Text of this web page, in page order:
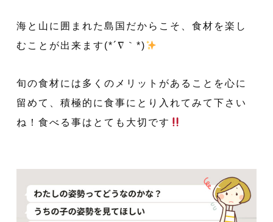
海と山に囲まれた島国だからこそ、食材を楽し
むことが出来ます(*´∇｀*)
旬の食材には多くのメリットがあることを心に
留めて、積極的に食事にとり入れてみて下さい
ね！食べる事はとても大切です